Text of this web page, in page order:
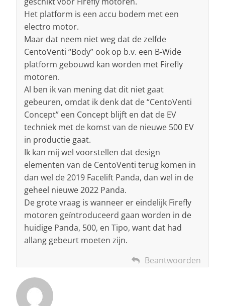
Het platform is een accu bodem met een
electro motor.
Maar dat neem niet weg dat de zelfde
CentoVenti “Body” ook op b.v. een B-Wide
platform gebouwd kan worden met Firefly
motoren.
Al ben ik van mening dat dit niet gaat
gebeuren, omdat ik denk dat de “CentoVenti
Concept” een Concept blijft en dat de EV
techniek met de komst van de nieuwe 500 EV
in productie gaat.
Ik kan mij wel voorstellen dat design
elementen van de CentoVenti terug komen in
dan wel de 2019 Facelift Panda, dan wel in de
geheel nieuwe 2022 Panda.
De grote vraag is wanneer er eindelijk Firefly
motoren geïntroduceerd gaan worden in de
huidige Panda, 500, en Tipo, want dat had
allang gebeurt moeten zijn.
Beantwoorden